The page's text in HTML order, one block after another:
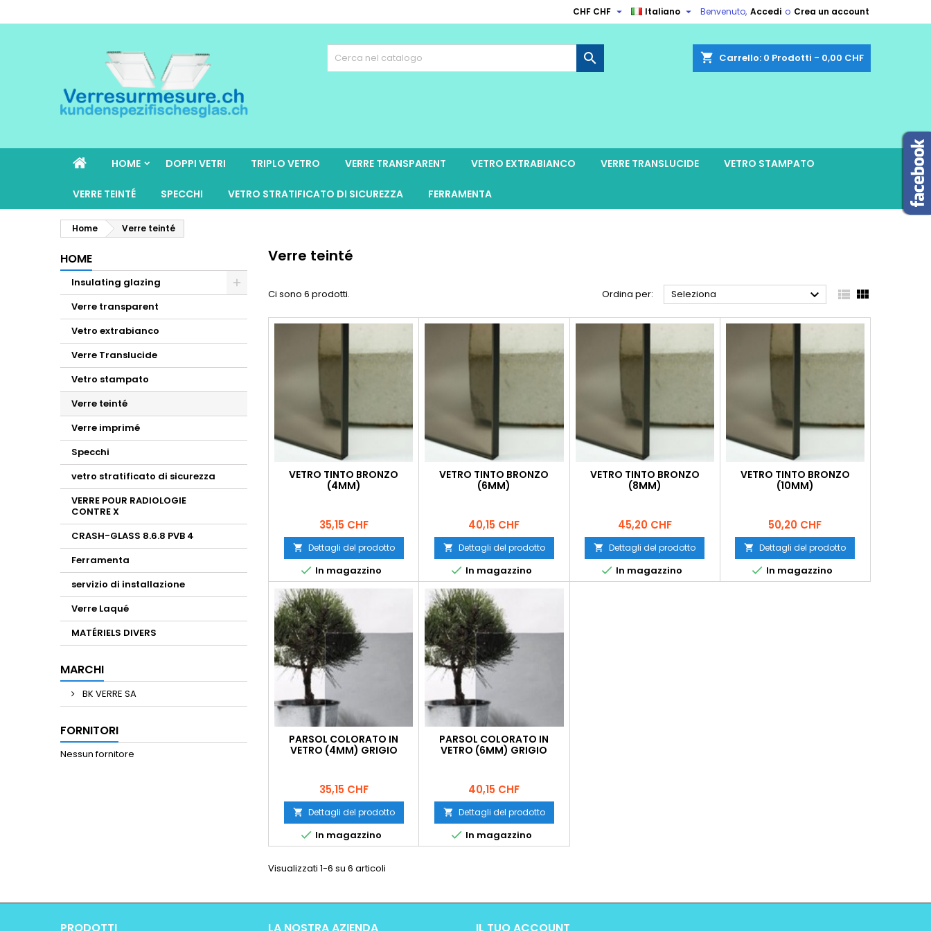
Benvenuto, Accedi o Crea un account
Italiano 
CHF CHF 
shopping_cart Carrello: 0 Prodotti - 0,00 CHF

HOME DOPPI VETRI TRIPLO VETRO VERRE TRANSPARENT VETRO EXTRABIANCO VERRE TRANSLUCIDE VETRO STAMPATO
VERRE TEINTÉ SPECCHI VETRO STRATIFICATO DI SICUREZZA FERRAMENTA
Home Verre teinté
HOME
Insulating glazing
Verre transparent
Vetro extrabianco
Verre Translucide
Vetro stampato
Verre teinté
Verre imprimé
Specchi
vetro stratificato di sicurezza
VERRE POUR RADIOLOGIE
CONTRE X
CRASH-GLASS 8.6.8 PVB 4
Ferramenta
servizio di installazione
Verre Laqué
MATÉRIELS DIVERS
MARCHI
BK VERRE SA
FORNITORI
Nessun fornitore
Verre teinté
Ci sono 6 prodotti. Ordina per: Seleziona   
VETRO TINTO BRONZO
(4MM)
Prezzo
35,15 CHF
 Dettagli del prodotto
 In magazzino
VETRO TINTO BRONZO
(6MM)
Prezzo
40,15 CHF
 Dettagli del prodotto
 In magazzino
VETRO TINTO BRONZO
(8MM)
Prezzo
45,20 CHF
 Dettagli del prodotto
 In magazzino
VETRO TINTO BRONZO
(10MM)
Prezzo
50,20 CHF
 Dettagli del prodotto
 In magazzino
PARSOL COLORATO IN
VETRO (4MM) GRIGIO
Prezzo
35,15 CHF
 Dettagli del prodotto
 In magazzino
PARSOL COLORATO IN
VETRO (6MM) GRIGIO
Prezzo
40,15 CHF
 Dettagli del prodotto
 In magazzino
Visualizzati 1-6 su 6 articoli
PRODOTTI LA NOSTRA AZIENDA IL TUO ACCOUNT